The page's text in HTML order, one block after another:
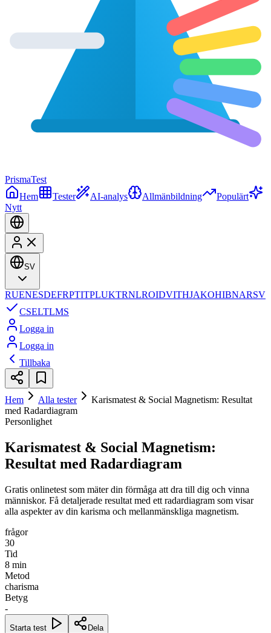
PrismaTest
Hem
Tester AI-analys Allmänbildning
Populärt
Nytt
SV
RUENESDEFRPTITPLUKTRNLROIDVITHJAKOHIBNARSV
CSELTLMS
Logga in
Logga in
Tillbaka
Hem Alla tester
Karismatest & Social Magnetism: Resultat
med Radardiagram
Personlighet
Karismatest & Social Magnetism:
Resultat med Radardiagram
Gratis onlinetest som mäter din förmåga att dra till dig och vinna
människor. Få detaljerade resultat med ett radardiagram som visar
alla aspekter av din karisma och mellanmänskliga magnetism.
frågor
30
Tid
8 min
Metod
charisma
Betyg
-
Starta test Dela